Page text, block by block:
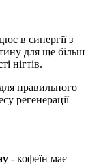
в синергії з
для ще більш
нігтів.
правильного
регенерації
- кофеїн має